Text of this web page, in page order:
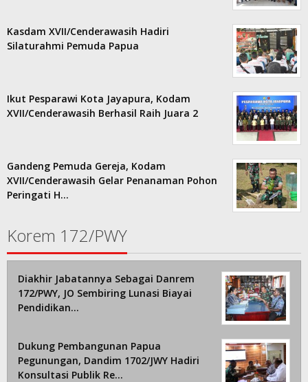
Kasdam XVII/Cenderawasih Hadiri
Silaturahmi Pemuda Papua
Ikut Pesparawi Kota Jayapura, Kodam
XVII/Cenderawasih Berhasil Raih Juara 2
Gandeng Pemuda Gereja, Kodam
XVII/Cenderawasih Gelar Penanaman Pohon
Peringati H…
Korem 172/PWY
Diakhir Jabatannya Sebagai Danrem
172/PWY, JO Sembiring Lunasi Biayai
Pendidikan…
Dukung Pembangunan Papua
Pegunungan, Dandim 1702/JWY Hadiri
Konsultasi Publik Re…